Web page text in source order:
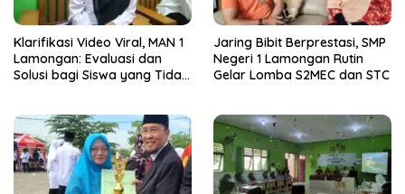
Klarifikasi Video Viral, MAN 1
Lamongan: Evaluasi dan
Solusi bagi Siswa yang Tidak
Jaring Bibit Berprestasi, SMP
Negeri 1 Lamongan Rutin
Gelar Lomba S2MEC dan STC